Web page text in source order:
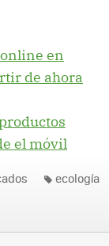
en
de ahora
el móvil
ecología